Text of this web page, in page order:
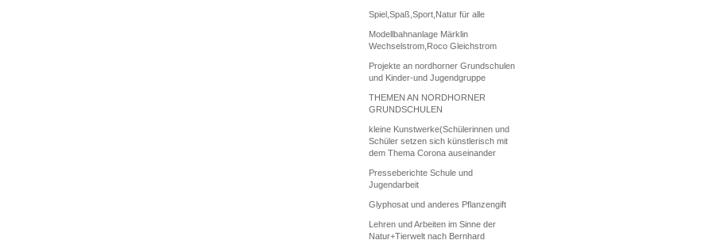
Spiel,Spaß,Sport,Natur für alle
Modellbahnanlage Märklin
Wechselstrom,Roco Gleichstrom
Projekte an nordhorner Grundschulen
und Kinder-und Jugendgruppe
THEMEN AN NORDHORNER
GRUNDSCHULEN
kleine Kunstwerke(Schülerinnen und
Schüler setzen sich künstlerisch mit
dem Thema Corona auseinander
Presseberichte Schule und
Jugendarbeit
Glyphosat und anderes Pflanzengift
Lehren und Arbeiten im Sinne der
Natur+Tierwelt nach Bernhard